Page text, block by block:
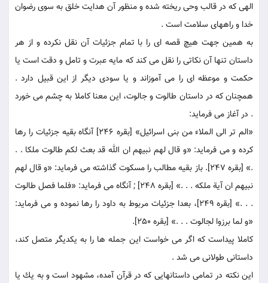
الهى كه در قالب وحى ريخته شده و منظور آن هدايت خلق به سوى رضوان
خدا و راههاى سلامت است .
به همين جهت هيچ قصه اى را با تمام جزئيات آن نقل نكرده و از هر
داستان تنها آن نكاتى را نقل می كند كه مايه عبرت و تامل و دقت است يا
حكمت و موعظه اى را می آموزاند و يا سودى ديگر از اين قبيل دارد .
همچنان كه در داستان طالوت و جالوت، اين معنا كاملا به چشم می خورد
. در آغاز می فرمايد:
«الم تر الى الملاء من بنى اسرائيل‏» [بقره 246] آنگاه بقيه جزئيات را رها
كرده و می فرمايد: «و قال لهم نبيهم ان الله قد بعث لكم طالوت ملكا . .
.» [بقره 247]. باز بقيه مطالب را مسكوت گذاشته می فرمايد: «و قال لهم
نبيهم ان آية ملكه . . .» [بقره 248] ; آنگاه می فرمايد: «فلما فصل طالوت
. . .» [بقره 249]، بعدا جزئيات مربوط به داود را رها نموده و می فرمايد:
«و لما برزوا لجالوت . . .» [بقره 250].
كاملا پيداست كه اگر می خواست اين جمله ها را به يكديگر متصل كند،
داستانى طولانى می شد .
اين نكته در تمامى داستانهايى كه در قرآن آمده، مشهود است و به يك يا